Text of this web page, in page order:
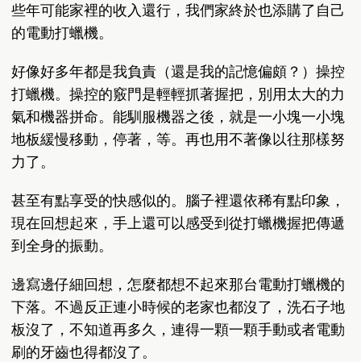
些年可能家裡的收入還行，我們家終於也添購了自己
的電動打蠟機。
好像好多年都是我負責（還是我的記憶偏頗？）操控
打蠟機。操控的竅門是輕輕抓著握把，別用太大的力
氣和機器拼命。能馴服機器之後，就是一小塊一小塊
地板緩慢移動，停著，等。再也用不著像以往那樣努
力了。
甚至有點享受的快感似的。腦子裡還依稀有點印象，
現在回想起來，手上還可以感受到從打蠟機握把傳遞
到全身的振動。
邊寫邊仔細回想，怎麼都想不起來那台電動打蠟機的
下落。不過反正連小時候的老家也都沒了，洗石子地
板沒了，不知道再多久，連得一顆一顆手動或者電動
刷的牙齒也得都沒了。